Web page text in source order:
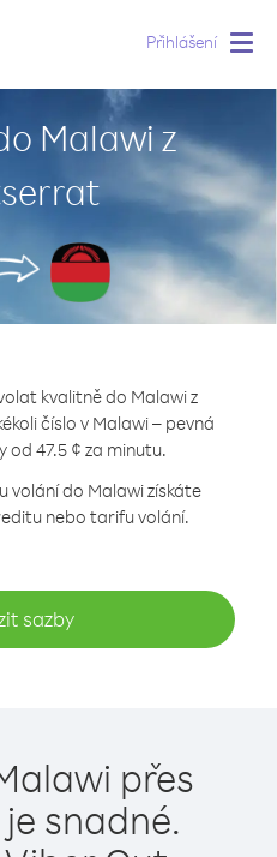
Přihlášení
Malawi z
kvalitně do Malawi z
číslo v Malawi – pevná
od 47.5 ¢ za minutu.
volání do Malawi získáte
nebo tarifu volání.
sazby
přes
snadné.